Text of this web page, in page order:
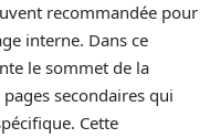
recommandée pour
interne. Dans ce
le sommet de la
secondaires qui
Cette